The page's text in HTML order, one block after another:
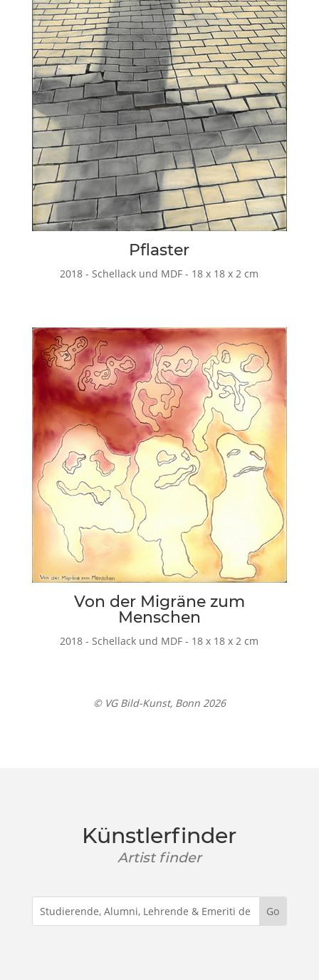
Pflaster
2018 - Schellack und MDF - 18 x 18 x 2 cm
Von der Migräne zum
Menschen
2018 - Schellack und MDF - 18 x 18 x 2 cm
© VG Bild-Kunst, Bonn 2026
Künstlerfinder
Artist finder